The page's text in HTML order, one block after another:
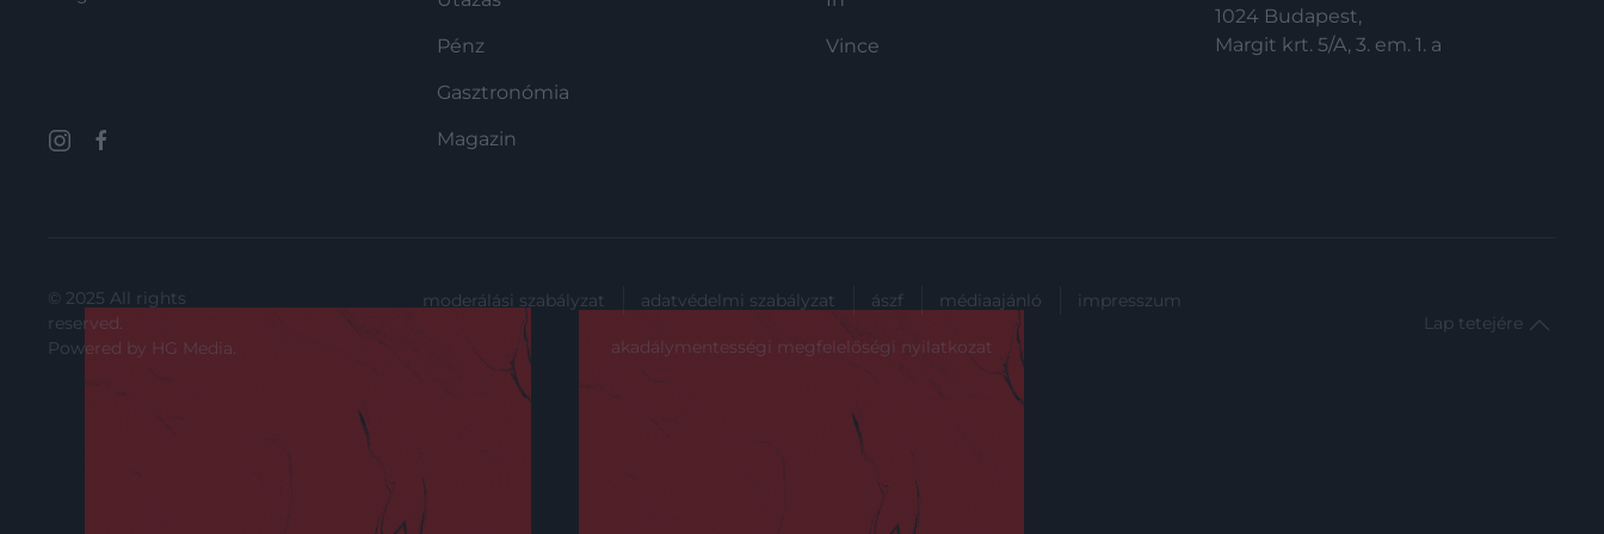
mindig képben lehess!Miután az
elmúlt héten elmaradt, most
Pénz
Gasztronómia
Magazin
Vince
1024 Budapest,
Margit krt. 5/A, 3. em. 1. a
© 2025 All rights
reserved.
Powered by HG Media.
moderálási szabályzat adatvédelmi szabályzat ászf médiaajánló impresszum
akadálymentességi megfelelőségi nyilatkozat
Lap tetejére